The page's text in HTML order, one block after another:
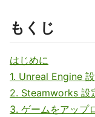
もくじ
はじめに
1. Unreal Engine
2. Steamworks 設
3. ゲームをアップ